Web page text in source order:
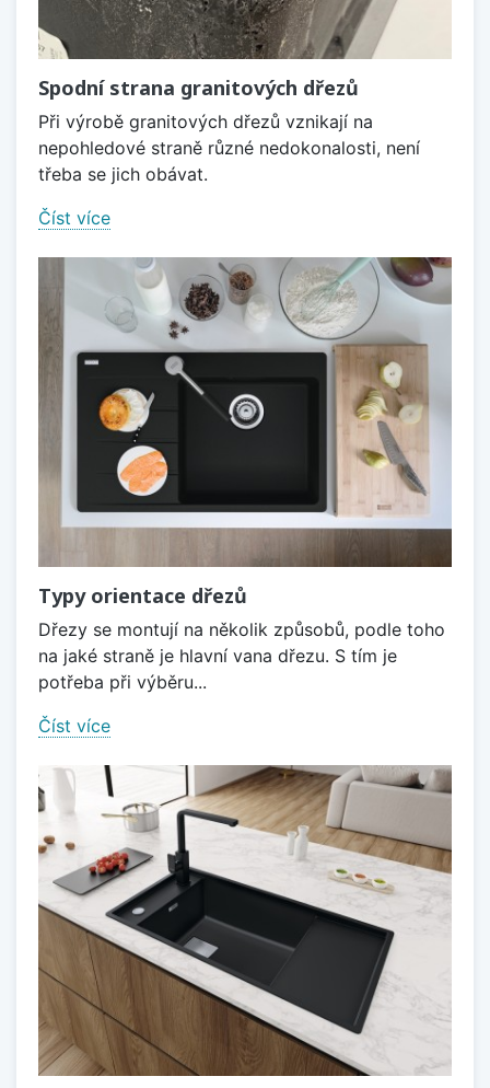
Spodní strana granitových dřezů
Při výrobě granitových dřezů vznikají na
nepohledové straně různé nedokonalosti, není
třeba se jich obávat.
Číst více
Typy orientace dřezů
Dřezy se montují na několik způsobů, podle toho
na jaké straně je hlavní vana dřezu. S tím je
potřeba při výběru...
Číst více